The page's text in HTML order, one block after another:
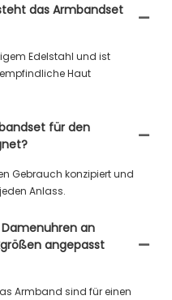
das Armbandset
Edelstahl und ist
Haut
für den
Gebrauch konzipiert und
Anlass.
an
angepasst
Armband sind für einen